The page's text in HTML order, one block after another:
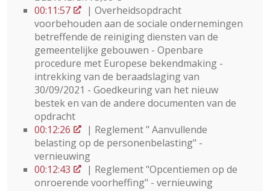
00:11:57
| Overheidsopdracht
voorbehouden aan de sociale ondernemingen
betreffende de reiniging diensten van de
gemeentelijke gebouwen - Openbare
procedure met Europese bekendmaking -
intrekking van de beraadslaging van
30/09/2021 - Goedkeuring van het nieuw
bestek en van de andere documenten van de
opdracht
00:12:26
| Reglement " Aanvullende
belasting op de personenbelasting" -
vernieuwing
00:12:43
| Reglement "Opcentiemen op de
onroerende voorheffing" - vernieuwing